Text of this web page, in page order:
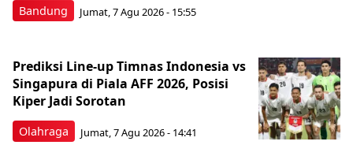
Bandung Jumat, 7 Agu 2026 - 15:55
Olahraga
Prediksi Line-up Timnas Indonesia vs
Singapura di Piala AFF 2026, Posisi
Kiper Jadi Sorotan
Jumat, 7 Agu 2026 - 14:41